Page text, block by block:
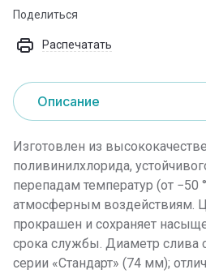
Поделиться
Распечатать
Описание
Изготовлен из
поливинилхлорида,
перепадам температур (от −50
атмосферным воздействиям.
прокрашен и сохраняет
срока службы. Диаметр слива
серии «Стандарт» (74 мм);